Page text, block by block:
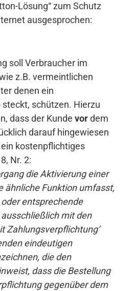
Lösung“ zum Schutz
ausgesprochen:
soll Verbraucher im
z.B. vermeintlichen
denen ein
schützen. Hierzu
dass der Kunde vordem
darauf hingewiesen
kostenpflichtiges
Nr. 2:
die Aktivierung einer
ähnliche Funktion umfasst,
entsprechende
mit den
Zahlungsverpflichtung‘
eindeutigen
die den
dass die Bestellung
gegenüber dem